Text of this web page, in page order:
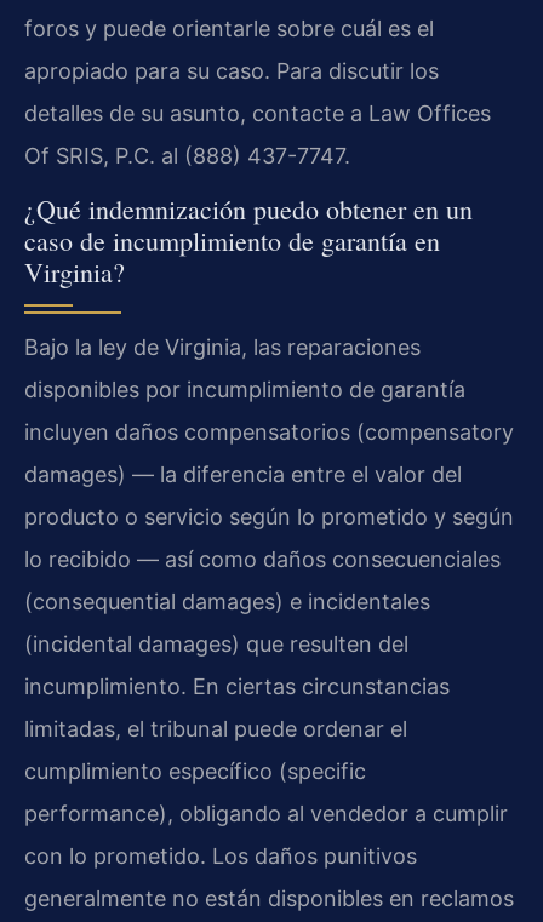
foros y puede orientarle sobre cuál es el
apropiado para su caso. Para discutir los
detalles de su asunto, contacte a Law Offices
Of SRIS, P.C. al (888) 437-7747.
¿Qué indemnización puedo obtener en un
caso de incumplimiento de garantía en
Virginia?
Bajo la ley de Virginia, las reparaciones
disponibles por incumplimiento de garantía
incluyen daños compensatorios (compensatory
damages) — la diferencia entre el valor del
producto o servicio según lo prometido y según
lo recibido — así como daños consecuenciales
(consequential damages) e incidentales
(incidental damages) que resulten del
incumplimiento. En ciertas circunstancias
limitadas, el tribunal puede ordenar el
cumplimiento específico (specific
performance), obligando al vendedor a cumplir
con lo prometido. Los daños punitivos
generalmente no están disponibles en reclamos